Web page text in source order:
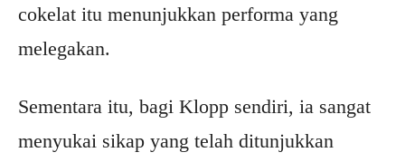
cokelat itu menunjukkan performa yang
melegakan.
Sementara itu, bagi Klopp sendiri, ia sangat
menyukai sikap yang telah ditunjukkan